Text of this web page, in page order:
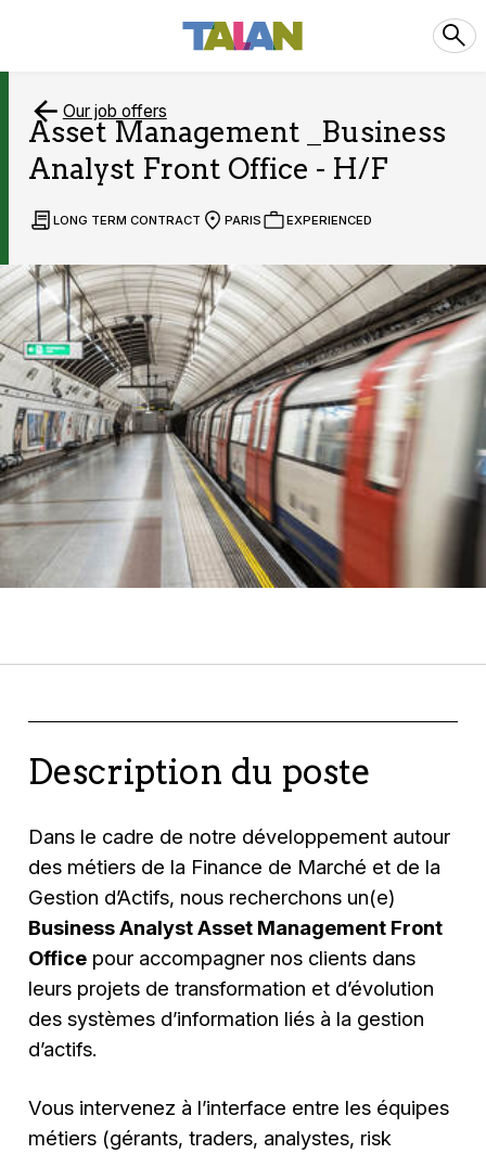
Our job offers
Asset Management _Business
Analyst Front Office - H/F
LONG TERM CONTRACT PARIS EXPERIENCED
Description du poste
Dans le cadre de notre développement autour
des métiers de la Finance de Marché et de la
Gestion d’Actifs, nous recherchons un(e)
Business Analyst Asset Management Front
Office pour accompagner nos clients dans
leurs projets de transformation et d’évolution
des systèmes d’information liés à la gestion
d’actifs.
Vous intervenez à l’interface entre les équipes
métiers (gérants, traders, analystes, risk